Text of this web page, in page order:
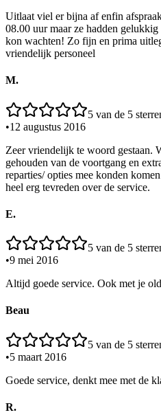
Uitlaat viel er bijna af enfin
08.00 uur maar ze hadden
kon wachten! Zo fijn en prima
vriendelijk personeel
M.
5 van de 5
•12 augustus 2016
Zeer vriendelijk te woord gestaan.
gehouden van de voortgang en
reparties/ opties mee konden
heel erg tevreden over de service.
E.
5 van de 5
•9 mei 2016
Altijd goede service. Ook met je
Beau
5 van de 5
•5 maart 2016
Goede service, denkt mee met de
R.